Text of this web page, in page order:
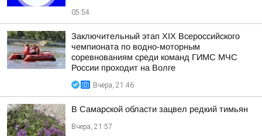
05:54
Заключительный этап XIХ Всероссийского
чемпионата по водно-моторным
соревнованиям среди команд ГИМС МЧС
России проходит на Волге
Вчера, 21:46
В Самарской области зацвел редкий тимьян
Вчера, 21:57